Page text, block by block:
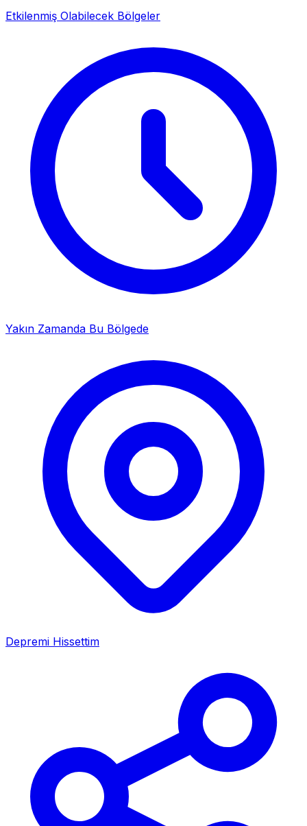
Etkilenmiş Olabilecek Bölgeler
Yakın Zamanda Bu Bölgede
Depremi Hissettim